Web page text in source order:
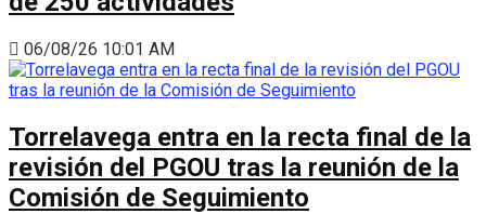
06/08/26 10:01 AM
Torrelavega entra en la recta final de la
revisión del PGOU tras la reunión de la
Comisión de Seguimiento